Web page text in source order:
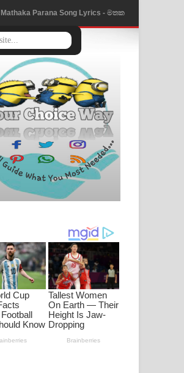
Nimnadhen Song Lyrics - නිම්නාදෙන්
ගීතයේ පද පෙළ
Obamai Mage Adare Song Lyrics -
ඔබමයි මගේ ආදරේ ගීතයේ පද පෙළ
Pansal Gihin Song Lyrics - පන්සල් ගිහිං
ගීතයේ පද පෙළ
Ankeliya Song Lyrics - අංකෙළිය ගීතයේ
පද පෙළ
ගීතයේ පද පෙළ
MANAMALA KATHA Song Lyrics -
මනමාල කතා ගීතයේ පද පෙළ
Dai Dai Lyrics - Shakira, Burna Boy |